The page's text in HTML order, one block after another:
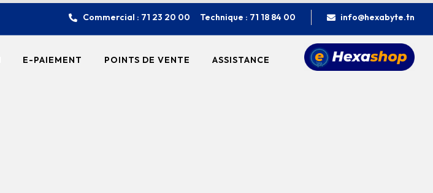
Commercial : 71 23 20 00 Technique : 71 18 84 00 info@hexabyte.tn
E-PAIEMENT POINTS DE VENTE ASSISTANCE